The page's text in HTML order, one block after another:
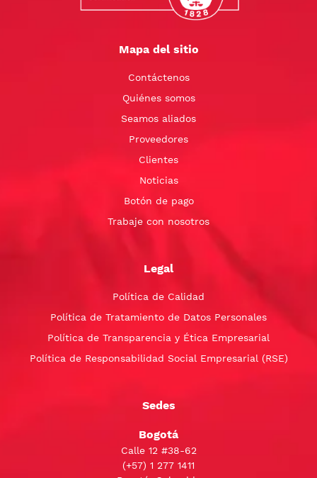
Mapa del sitio
Contáctenos
Quiénes somos
Seamos aliados
Proveedores
Clientes
Noticias
Botón de pago
Trabaje con nosotros
Legal
Política de Calidad
Política de Tratamiento de Datos Personales
Política de Transparencia y Ética Empresarial
Política de Responsabilidad Social Empresarial (RSE)
Sedes
Bogotá
Calle 12 #38-62
(+57) 1 277 1411